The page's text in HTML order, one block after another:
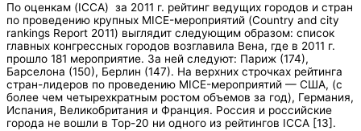
По оценкам (ICCA) за 2011 г. рейтинг ведущих городов и стран
по проведению крупных MICE-мероприятий (Country and city
rankings Report 2011) выглядит следующим образом: список
главных конгрессных городов возглавила Вена, где в 2011 г.
прошло 181 мероприятие. За ней следуют: Париж (174),
Барселона (150), Берлин (147). На верхних строчках рейтинга
стран-лидеров по проведению MICE-мероприятий — США, (с
более чем четырехкратным ростом объемов за год), Германия,
Испания, Великобритания и Франция. Россия и российские
города не вошли в Top-20 ни одного из рейтингов ICCA [13].